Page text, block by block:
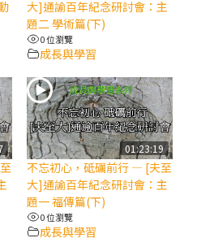
教帶你做【將臨期避靜】—耶穌
要人的「接納」
帶你做【將臨期避靜】—「馬
帶你做【將臨期避靜】—「福
的故事
教帶你做【將臨期避靜】—匝凱
，耶穌「走近」匝凱
大]通諭百年紀念研討會：主
題二 學術篇(下)
0 位瀏覽
成長與學習
01:23:19
不忘初心，砥礪前行 — [夫至
大]通諭百年紀念研討會：主
題一 福傳篇(下)
0 位瀏覽
成長與學習